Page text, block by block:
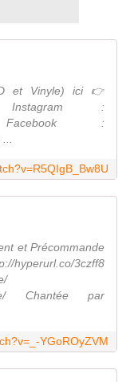
et Vinyle) ici 👉
Instagram :
Facebook :
et Précommande
3czff8
Chantée par
YGoROyZVM